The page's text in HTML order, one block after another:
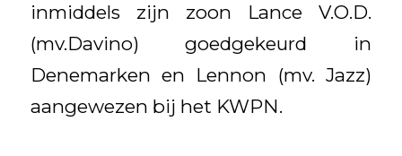
inmiddels zijn zoon Lance V.O.D.
(mv.Davino) goedgekeurd in
Denemarken en Lennon (mv. Jazz)
aangewezen bij het KWPN.